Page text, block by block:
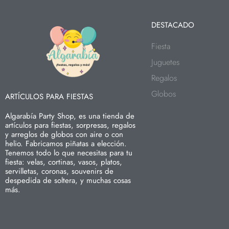
ARTÍCULOS PARA FIESTAS
Algarabía Party Shop, es una tienda de
artículos para fiestas, sorpresas, regalos
y arreglos de globos con aire o con
helio. Fabricamos piñatas a elección.
Tenemos todo lo que necesitas para tu
fiesta: velas, cortinas, vasos, platos,
servilletas, coronas, souvenirs de
despedida de soltera, y muchas cosas
más.
DESTACADO
Fiesta
Juguetes
Regalos
Globos